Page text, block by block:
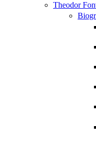
Theodor